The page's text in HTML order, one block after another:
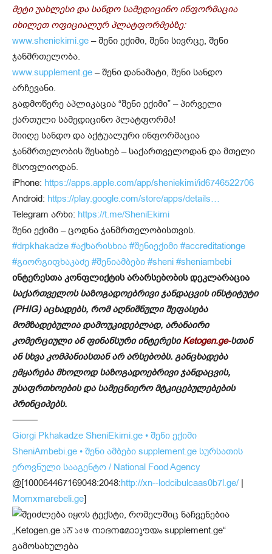
მეტი უახლესი და სანდო სამედიცინო ინფორმაცია
იხილეთ ოფიციალურ პლატფორმებზე:
www.sheniekimi.ge – შენი ექიმი, შენი სივრცე, შენი
ჯანმრთელობა.
www.supplement.ge – შენი დანამატი, შენი სანდო
არჩევანი.
გადმოწერე აპლიკაცია “შენი ექიმი” – პირველი
ქართული სამედიცინო პლატფორმა!
მიიღე სანდო და აქტუალური ინფორმაცია
ჯანმრთელობის შესახებ – საქართველოდან და მთელი
მსოფლიოდან.
iPhone: https://apps.apple.com/app/sheniekimi/id6746522706
Android: https://play.google.com/store/apps/details…
Telegram არხი: https://t.me/SheniEkimi
შენი ექიმი – ცოდნა ჯანმრთელობისთვის.
#drpkhakadze #აქხარისხია #შენიექიმი #accreditationge
#გიორგიფხაკაძე #შენიამბები #sheni #sheniambebi
ინტერესთა კონფლიქტის არარსებობის დეკლარაცია
საქართველოს საზოგადოებრივი ჯანდაცვის ინსტიტუტი
(PHIG) აცხადებს, რომ აღნიშნული შეფასება
მომზადებულია დამოუკიდებლად, არანაირი
კომერციული ან ფინანსური ინტერესიKetogen.ge-სთან
ან სხვა კომპანიასთან არ არსებობს. განცხადება
ემყარება მხოლოდ საზოგადოებრივი ჯანდაცვის,
უსაფრთხოების და სამეცნიერო მტკიცებულებების
პრინციპებს.
⸻
Giorgi Pkhakadze SheniEkimi.ge • შენი ექიმი
SheniAmbebi.ge • შენი ამბები supplement.ge სურსათის
ეროვნული სააგენტო / National Food Agency
@[100064467169048:2048:http://xn--lodcibulcaas0b7l.ge/ |
Momxmarebeli.ge]